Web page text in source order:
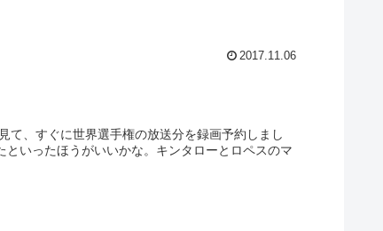
2017.11.06
て、すぐに世界選手権の放送分を録画予約しまし
いったほうがいいかな。キンタローとロペスのマ